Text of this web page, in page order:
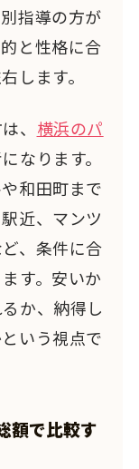
指導の方が
と性格に合
します。
、 横浜のパ
なります。
和田町まで
近、マンツ
、条件に合
す。安いか
か、納得し
いう視点で
額で比較す